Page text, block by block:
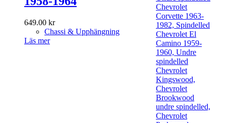
649.00 kr
Chassi & Upphängning
Läs mer